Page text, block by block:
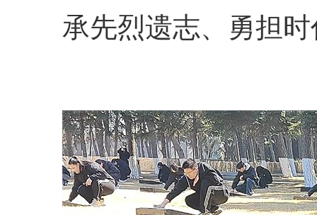
承先烈遗志、勇担